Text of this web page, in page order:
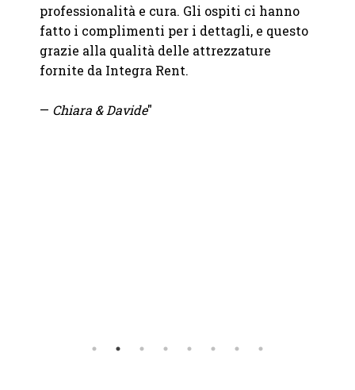
professionalità e cura. Gli ospiti ci hanno
fatto i complimenti per i dettagli, e questo
grazie alla qualità delle attrezzature
fornite da Integra Rent.
— Chiara & Davide"